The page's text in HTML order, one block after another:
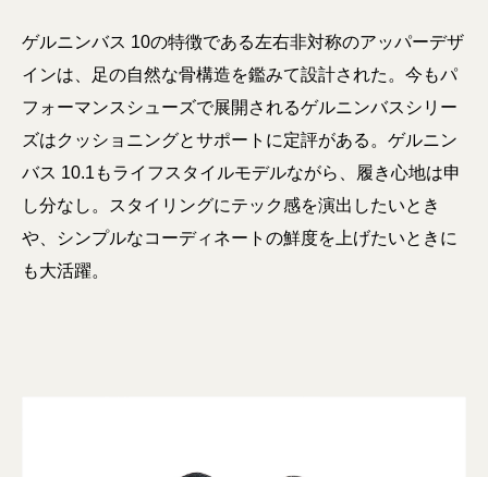
ゲルニンバス 10の特徴である左右非対称のアッパーデザ
インは、足の自然な骨構造を鑑みて設計された。今もパ
フォーマンスシューズで展開されるゲルニンバスシリー
ズはクッショニングとサポートに定評がある。ゲルニン
バス 10.1もライフスタイルモデルながら、履き心地は申
し分なし。スタイリングにテック感を演出したいとき
や、シンプルなコーディネートの鮮度を上げたいときに
も大活躍。